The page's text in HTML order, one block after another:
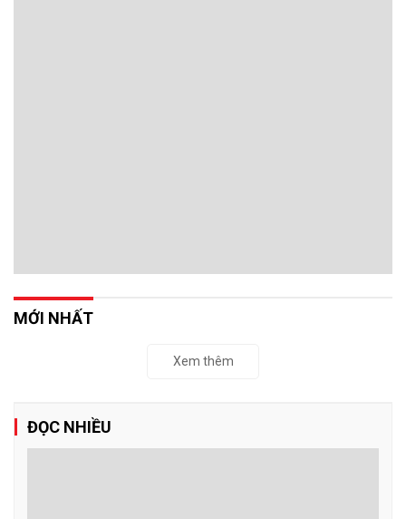
MỚI NHẤT
Xem thêm
ĐỌC NHIỀU